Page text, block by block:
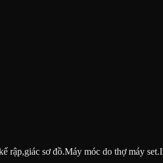
rập,giác sơ đồ.Máy móc do thợ máy